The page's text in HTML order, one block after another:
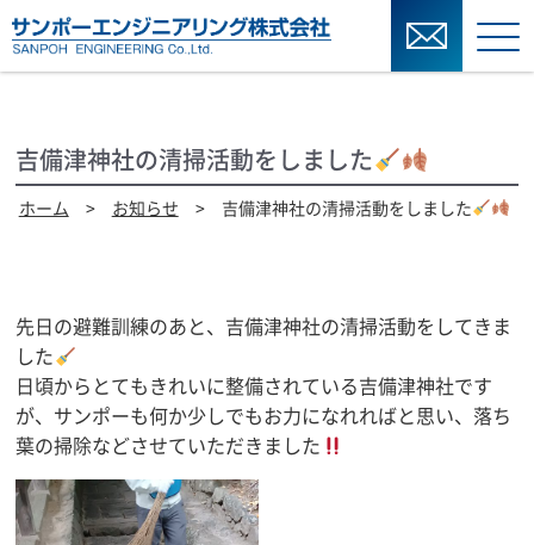
吉備津神社の清掃活動をしました
ホーム > お知らせ > 吉備津神社の清掃活動をしました
先日の避難訓練のあと、吉備津神社の清掃活動をしてきま
した
日頃からとてもきれいに整備されている吉備津神社です
が、サンポーも何か少しでもお力になれればと思い、落ち
葉の掃除などさせていただきました